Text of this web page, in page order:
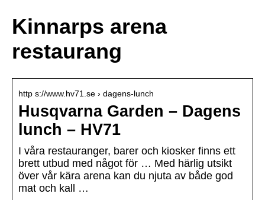
Kinnarps arena
restaurang
http s://www.hv71.se › dagens-lunch
Husqvarna Garden – Dagens
lunch – HV71
I våra restauranger, barer och kiosker finns ett
brett utbud med något för … Med härlig utsikt
över vår kära arena kan du njuta av både god
mat och kall …